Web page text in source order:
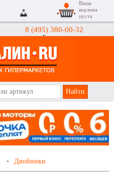
8 (495) 380-00-32
Гипермаркеты
Ваша
корзина
пуста
Двойники